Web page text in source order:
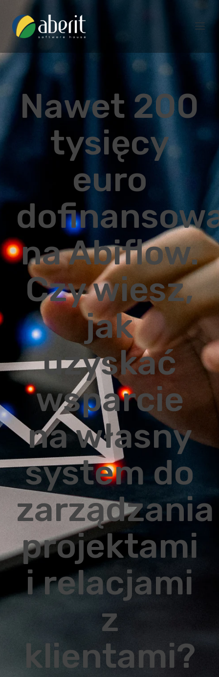
Nawet 200
tysięcy
euro
na Abiflow.
Czy wiesz,
jak
uzyskać
wsparcie
na własny
system do
zarządzania
projektami
i relacjami
z
klientami?